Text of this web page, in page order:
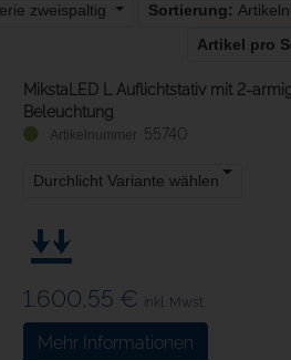
zweispaltig Sortierung:
Artikel pro
MikstaLED L Auflichtstativ mit 2-
Beleuchtung
55740
Durchlicht Variante wählen
1.600,55 € inkl. Mwst.
Mehr Informationen